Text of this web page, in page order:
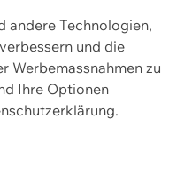
andere Technologien,
und die
Werbemassnahmen zu
Ihre Optionen